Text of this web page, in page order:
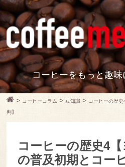
コーヒーをもっと趣味
> コーヒーコラム >豆知識 > コーヒーの歴
判】
コーヒーの歴史4
の普及初期とコー